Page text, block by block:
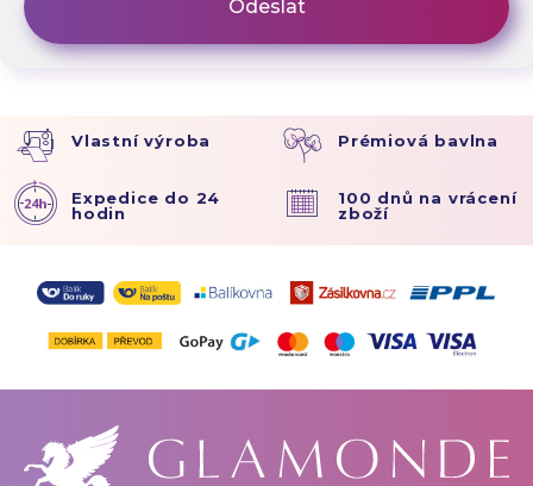
Vlastní výroba Prémiová bavlna
Expedice do 24
hodin
100 dnů na vrácení
zboží